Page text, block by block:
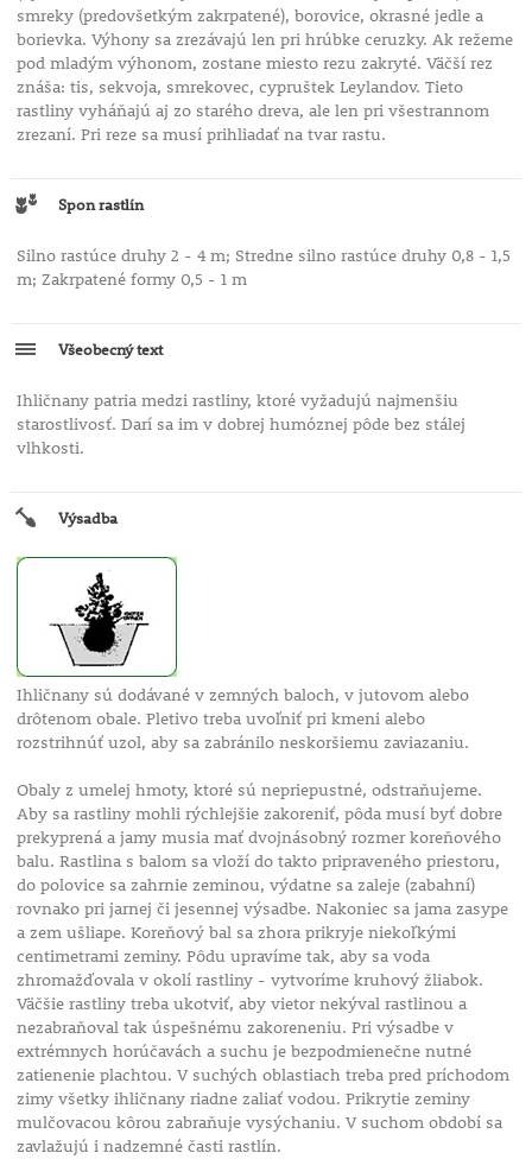
smreky (predovšetkým zakrpatené), borovice, okrasné jedle a
borievka. Výhony sa zrezávajú len pri hrúbke ceruzky. Ak režeme
pod mladým výhonom, zostane miesto rezu zakryté. Väčší rez
znáša: tis, sekvoja, smrekovec, cypruštek Leylandov. Tieto
rastliny vyháňajú aj zo starého dreva, ale len pri všestrannom
zrezaní. Pri reze sa musí prihliadať na tvar rastu.
Spon rastlín
Silno rastúce druhy 2 - 4 m; Stredne silno rastúce druhy 0,8 - 1,5
m; Zakrpatené formy 0,5 - 1 m
Všeobecný text
Ihličnany patria medzi rastliny, ktoré vyžadujú najmenšiu
starostlivosť. Darí sa im v dobrej humóznej pôde bez stálej
vlhkosti.
Výsadba
Ihličnany sú dodávané v zemných baloch, v jutovom alebo
drôtenom obale. Pletivo treba uvoľniť pri kmeni alebo
rozstrihnúť uzol, aby sa zabránilo neskoršiemu zaviazaniu.
Obaly z umelej hmoty, ktoré sú nepriepustné, odstraňujeme.
Aby sa rastliny mohli rýchlejšie zakoreniť, pôda musí byť dobre
prekyprená a jamy musia mať dvojnásobný rozmer koreňového
balu. Rastlina s balom sa vloží do takto pripraveného priestoru,
do polovice sa zahrnie zeminou, výdatne sa zaleje (zabahní)
rovnako pri jarnej či jesennej výsadbe. Nakoniec sa jama zasype
a zem ušliape. Koreňový bal sa zhora prikryje niekoľkými
centimetrami zeminy. Pôdu upravíme tak, aby sa voda
zhromažďovala v okolí rastliny - vytvoríme kruhový žliabok.
Väčšie rastliny treba ukotviť, aby vietor nekýval rastlinou a
nezabraňoval tak úspešnému zakoreneniu. Pri výsadbe v
extrémnych horúčavách a suchu je bezpodmienečne nutné
zatienenie plachtou. V suchých oblastiach treba pred príchodom
zimy všetky ihličnany riadne zaliať vodou. Prikrytie zeminy
mulčovacou kôrou zabraňuje vysýchaniu. V suchom období sa
zavlažujú i nadzemné časti rastlín.